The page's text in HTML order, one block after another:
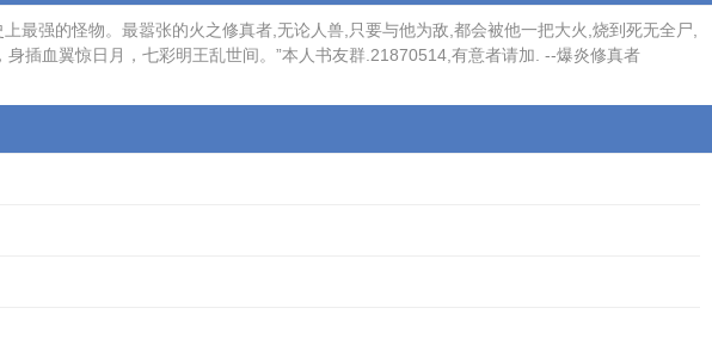
最强的怪物。最嚣张的火之修真者,无论人兽,只要与他为敌,都会被他一把大火,烧到死无全尸,
插血翼惊日月，七彩明王乱世间。”本人书友群.21870514,有意者请加. --爆炎修真者